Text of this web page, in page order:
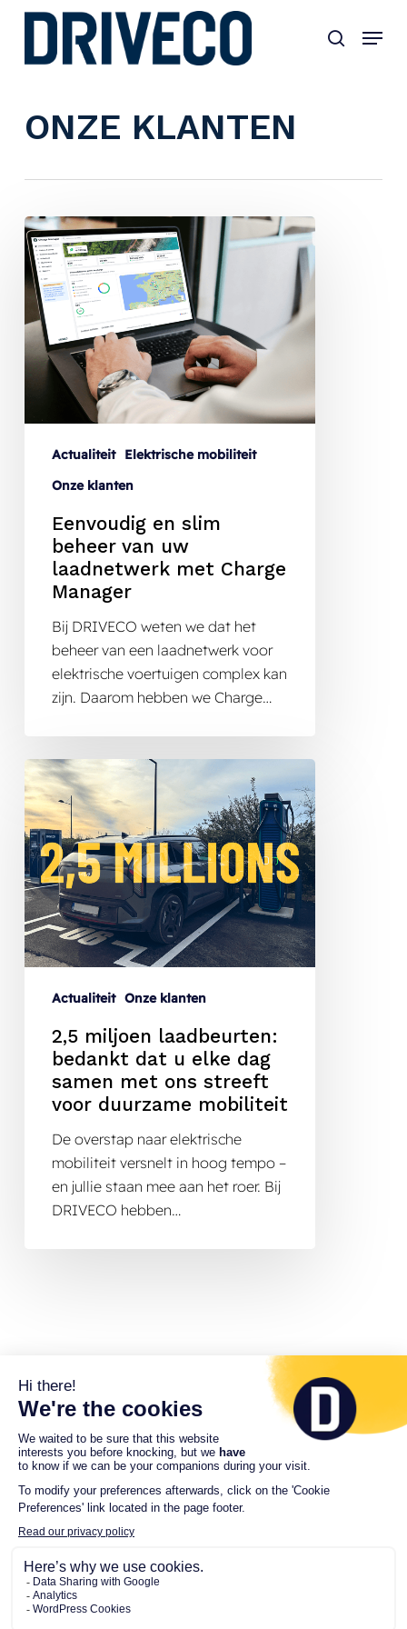
Skip
ONZE KLANTEN
Actualiteit
Elektrische mobiliteit
Onze klanten
Eenvoudig en slim
beheer van uw
laadnetwerk met Charge
Manager
Bij DRIVECO weten we dat het
beheer van een laadnetwerk voor
elektrische voertuigen complex kan
zijn. Daarom hebben we Charge…
Actualiteit Onze klanten
2,5 miljoen laadbeurten:
bedankt dat u elke dag
samen met ons streeft
voor duurzame mobiliteit
De overstap naar elektrische
mobiliteit versnelt in hoog tempo –
en jullie staan mee aan het roer. Bij
DRIVECO hebben…